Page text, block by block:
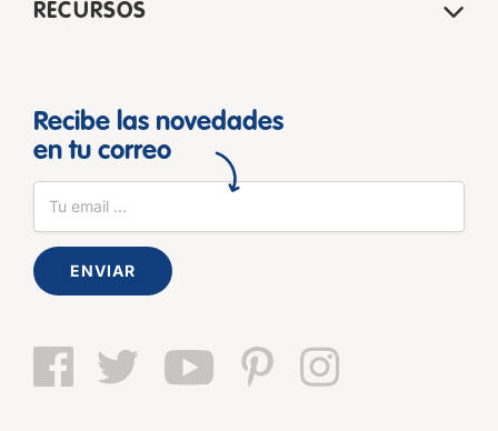
RECURSOS
Recibe las novedades
en tu correo
ENVIAR